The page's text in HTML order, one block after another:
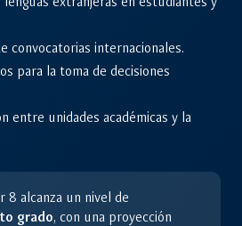
convocatorias internacionales.
para la toma de decisiones
entre unidades académicas y la
8 alcanza un nivel de
grado, con una proyección